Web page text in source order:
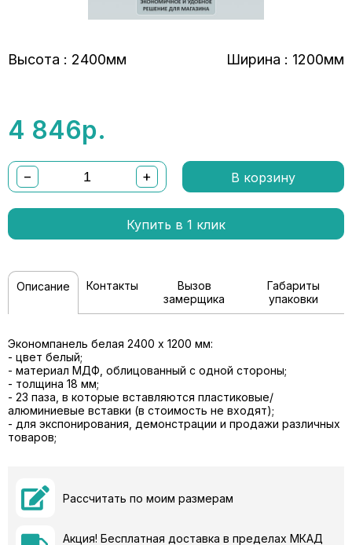
Высота : 2400мм Ширина : 1200мм
4 846р.
− + В корзину
Купить в 1 клик
Описание Контакты
Вызов
замерщика
Габариты
упаковки
Экономпанель белая 2400 x 1200 мм:
- цвет белый;
- материал МДФ, облицованный с одной стороны;
- толщина 18 мм;
- 23 паза, в которые вставляются пластиковые/
алюминиевые вставки (в стоимость не входят);
- для экспонирования, демонстрации и продажи различных
товаров;
Рассчитать по моим размерам
Акция! Бесплатная доставка в пределах МКАД